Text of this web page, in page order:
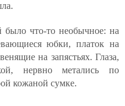
что-то необычное: на
юбки, платок на
на запястьях. Глаза,
нервно метались по
кожаной сумке.